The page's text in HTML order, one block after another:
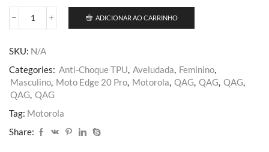
Moto
Pro
quantidade
ADICIONAR AO CARRINHO
SKU: N/A
Categories: Anti-Choque TPU, Aveludada, Feminino,
Masculino, Moto Edge 20 Pro, Motorola, QAG, QAG, QAG,
QAG, QAG
Tag: Motorola
Share: